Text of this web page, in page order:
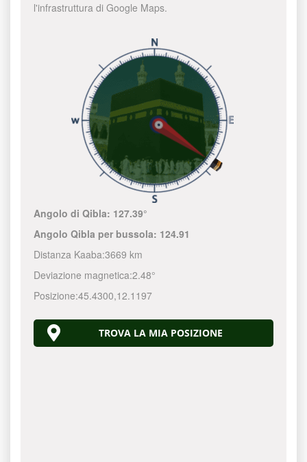
l'infrastruttura di Google Maps.
Angolo di Qibla: 127.39°
Angolo Qibla per bussola: 124.91
Distanza Kaaba:3669 km
Deviazione magnetica:2.48°
Posizione:45.4300,12.1197
TROVA LA MIA POSIZIONE